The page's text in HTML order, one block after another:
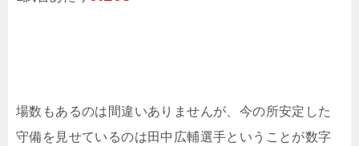
場数もあるのは間違いありませんが、今の所安定した
守備を見せているのは田中広輔選手ということが数字